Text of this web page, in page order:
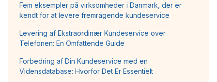
Fem eksempler på virksomheder i Danmark, der er
kendt for at levere fremragende kundeservice
Levering af Ekstraordinær Kundeservice over
Telefonen: En Omfattende Guide
Forbedring af Din Kundeservice med en
Vidensdatabase: Hvorfor Det Er Essentielt